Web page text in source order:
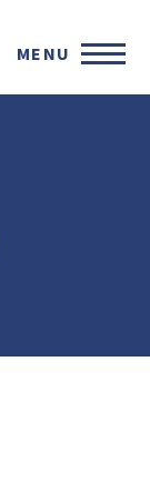
MENU